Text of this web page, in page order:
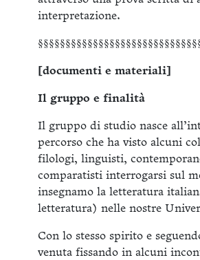
interpretazione.
[documenti e materiali]
Il gruppo e finalità
Il gruppo di studio nasce
percorso che ha visto alcuni
filologi, linguisti,
comparatisti interrogarsi sul
insegnamo la letteratura
letteratura) nelle nostre
Con lo stesso spirito e
venuta fissando in alcuni